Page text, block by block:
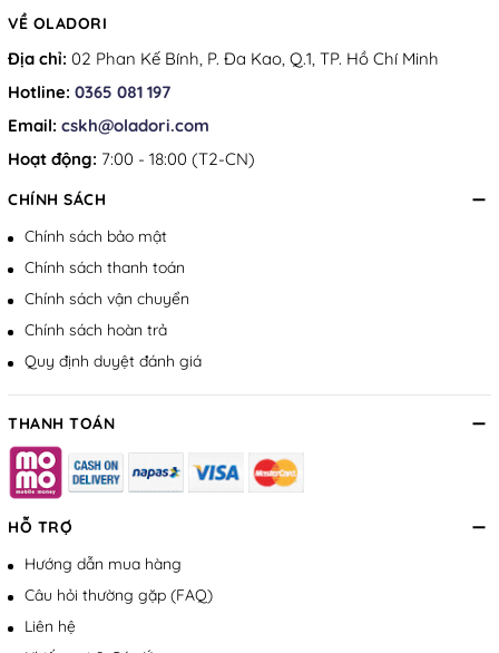
VỀ OLADORI
Địa chỉ: 02 Phan Kế Bính, P. Đa Kao, Q.1, TP. Hồ Chí Minh
Hotline: 0365 081 197
Email: cskh@oladori.com
Hoạt động: 7:00 - 18:00 (T2-CN)
CHÍNH SÁCH
Chính sách bảo mật
Chính sách thanh toán
Chính sách vận chuyển
Chính sách hoàn trả
Quy định duyệt đánh giá
THANH TOÁN
HỖ TRỢ
Hướng dẫn mua hàng
Câu hỏi thường gặp (FAQ)
Liên hệ